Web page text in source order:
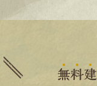
無料建